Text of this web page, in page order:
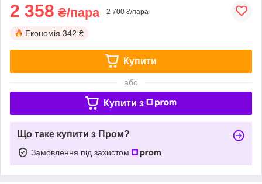
2 358 ₴/пара 2 700 ₴/пара
Економія 342 ₴
Купити
або
Купити з
Що таке купити з Пром?
Замовлення під захистом